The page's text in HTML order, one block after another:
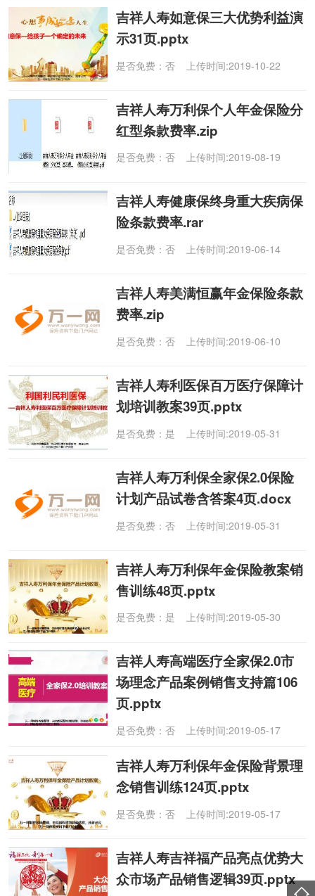
吉祥人寿如意保三大优势利益演
示31页.pptx
是否免费：否 上传时间:2019-10-22
吉祥人寿万利保个人年金保险分
红型条款费率.zip
是否免费：否 上传时间:2019-08-19
吉祥人寿健康保终身重大疾病保
险条款费率.rar
是否免费：否 上传时间:2019-06-14
吉祥人寿美满恒赢年金保险条款
费率.zip
是否免费：否 上传时间:2019-06-10
吉祥人寿利医保百万医疗保障计
划培训教案39页.pptx
是否免费：是 上传时间:2019-05-31
吉祥人寿万利保全家保2.0保险
计划产品试卷含答案4页.docx
是否免费：否 上传时间:2019-05-31
吉祥人寿万利保年金保险教案销
售训练48页.pptx
是否免费：是 上传时间:2019-05-30
吉祥人寿高端医疗全家保2.0市
场理念产品案例销售支持篇106
页.pptx
是否免费：否 上传时间:2019-05-17
吉祥人寿万利保年金保险背景理
念销售训练124页.pptx
是否免费：否 上传时间:2019-05-17
吉祥人寿吉祥福产品亮点优势大
众市场产品销售逻辑39页.pptx